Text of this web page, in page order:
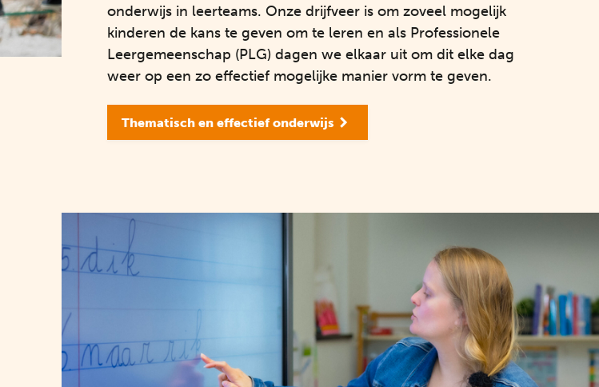
onderwijs in leerteams. Onze drijfveer is om zoveel mogelijk
kinderen de kans te geven om te leren en als Professionele
Leergemeenschap (PLG) dagen we elkaar uit om dit elke dag
weer op een zo effectief mogelijke manier vorm te geven.
Thematisch en effectief onderwijs